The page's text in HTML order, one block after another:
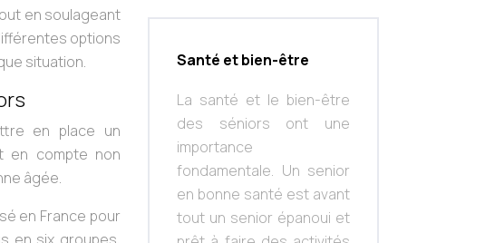
en soulageant
options
situation.
en place un
en compte non
âgée.
en France pour
Santé et bien-être
La santé et le bien-être
des séniors ont une
importance
fondamentale. Un senior
en bonne santé est avant
tout un senior épanoui et